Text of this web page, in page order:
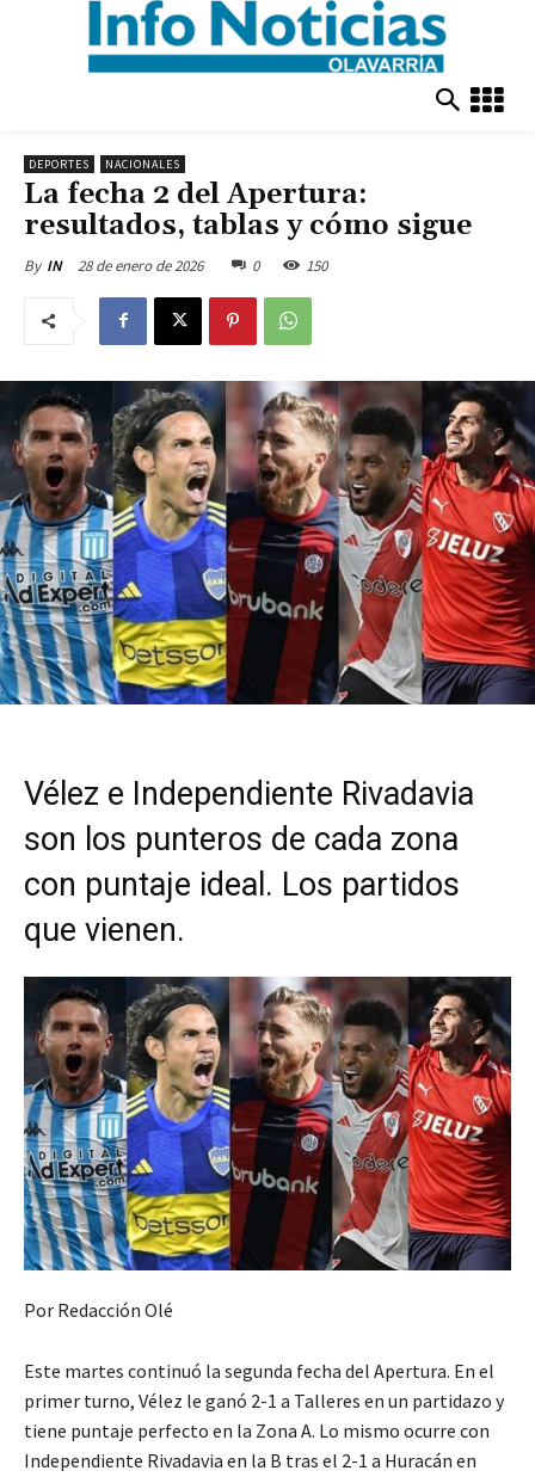
DEPORTES NACIONALES
La fecha 2 del Apertura:
resultados, tablas y cómo sigue
By IN 28 de enero de 2026 0 150
Vélez e Independiente Rivadavia
son los punteros de cada zona
con puntaje ideal. Los partidos
que vienen.
Por Redacción Olé
Este martes continuó la segunda fecha del Apertura. En el
primer turno, Vélez le ganó 2-1 a Talleres en un partidazo y
tiene puntaje perfecto en la Zona A. Lo mismo ocurre con
Independiente Rivadavia en la B tras el 2-1 a Huracán en